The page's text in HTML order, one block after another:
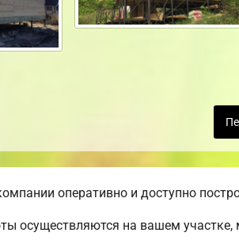
оперативно и доступно
осуществляются на вашем